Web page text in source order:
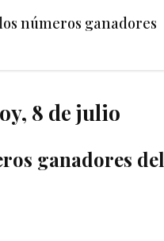
números ganadores
8 de julio
ganadores del